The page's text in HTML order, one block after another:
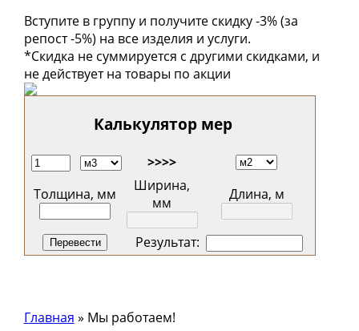
Вступите в группу и получите скидку-3%(за
репост-5%) на все изделия и услуги.
*Скидка не суммируется с другими скидками, и
не действует на товары по акции
Калькулятор мер
>>>>
Толщина, мм
Ширина,
мм
Длина, м
Результат:
Главная » Мы работаем!